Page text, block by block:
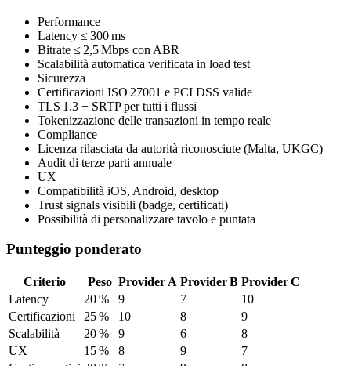
Performance
Latency ≤ 300 ms
Bitrate ≤ 2,5 Mbps con ABR
Scalabilità automatica verificata in load test
Sicurezza
Certificazioni ISO 27001 e PCI DSS valide
TLS 1.3 + SRTP per tutti i flussi
Tokenizzazione delle transazioni in tempo reale
Compliance
Licenza rilasciata da autorità riconosciute (Malta, UKGC)
Audit di terze parti annuale
UX
Compatibilità iOS, Android, desktop
Trust signals visibili (badge, certificati)
Possibilità di personalizzare tavolo e puntata
Punteggio ponderato
Criterio Peso Provider A Provider B Provider C
Latency
20 % 9 7
10
Certificazioni
25 % 10 8
9
Scalabilità
20 % 9 6
8
UX
15 % 8 9
7